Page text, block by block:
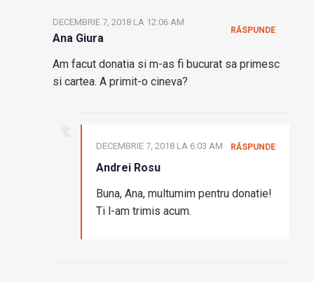
Ana Giura
DECEMBRIE 7, 2018 LA 12:06 AM
Am facut donatia si m-as fi bucurat sa primesc
si cartea. A primit-o cineva?
RĂSPUNDE
Andrei Rosu
DECEMBRIE 7, 2018 LA 6:03 AM
Buna, Ana, multumim pentru donatie!
Ti l-am trimis acum.
RĂSPUNDE